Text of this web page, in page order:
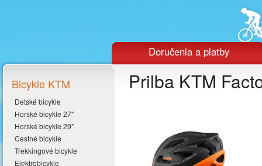
Doručenia a platby
Bicykle KTM
Detské bicykle
Horské bicykle 27"
Horské bicykle 29"
Cestné bicykle
Trekkingové bicykle
Elektrobicykle
Prilba KTM